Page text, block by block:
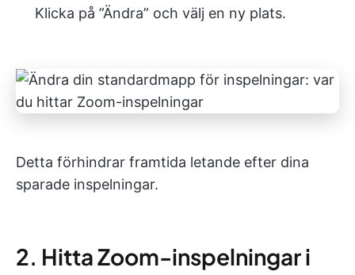
Klicka på ”Ändra” och välj en ny plats.
Detta förhindrar framtida letande efter dina
sparade inspelningar.
2. Hitta Zoom-inspelningar i